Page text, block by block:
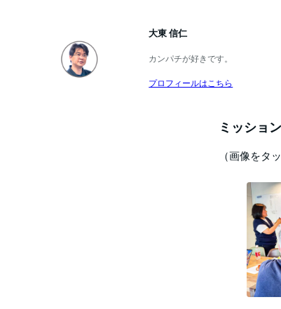
大東 信仁
カンパチが好きです。
プロフィールはこちら
ミッショ
（画像をタ